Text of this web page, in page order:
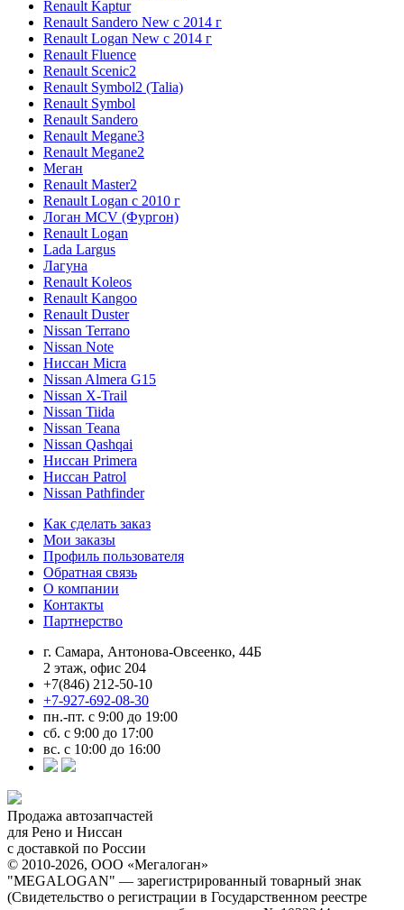
Renault Kaptur
Renault Sandero New с 2014 г
Renault Logan New с 2014 г
Renault Fluence
Renault Scenic2
Renault Symbol2 (Talia)
Renault Symbol
Renault Sandero
Renault Megane3
Renault Megane2
Меган
Renault Master2
Renault Logan c 2010 г
Логан МСV (Фургон)
Renault Logan
Lada Largus
Лагуна
Renault Koleos
Renault Kangoo
Renault Duster
Nissan Terrano
Nissan Note
Ниссан Micra
Nissan Almera G15
Nissan X-Trail
Nissan Tiida
Nissan Teana
Nissan Qashqai
Ниссан Primera
Ниссан Patrol
Nissan Pathfinder
Как сделать заказ
Мои заказы
Профиль пользователя
Обратная связь
О компании
Контакты
Партнерство
г. Самара, Антонова-Овсеенко, 44Б
2 этаж, офис 204
+7(846) 212-50-10
+7-927-692-08-30
пн.-пт. с 9:00 до 19:00
сб. с 9:00 до 17:00
вс. с 10:00 до 16:00
Продажа автозапчастей
для Рено и Ниссан
с доставкой по России
© 2010-2026, ООО «Мегалоган»
"MEGALOGAN" — зарегистрированный товарный знак
(Свидетельство о регистрации в Государственном реестре